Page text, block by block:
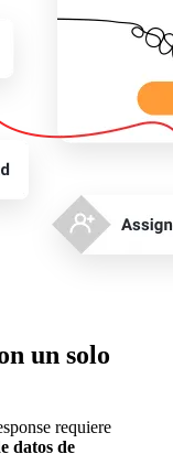
un solo
requiere
datos de